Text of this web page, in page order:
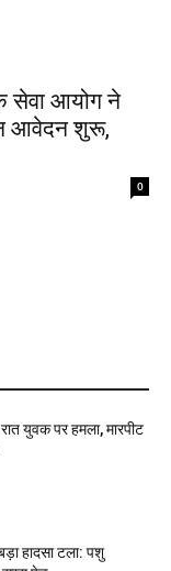
सेवा आयोग ने
आवेदन शुरू,
0
युवक पर हमला, मारपीट
हादसा टला: पशु